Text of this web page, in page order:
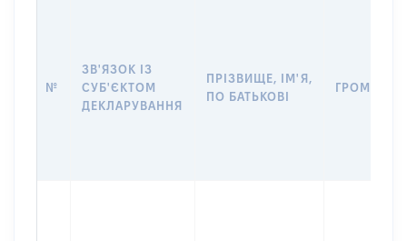
№
ЗВ'ЯЗОК ІЗ
СУБ'ЄКТОМ
ДЕКЛАРУВАННЯ
ПРІЗВИЩЕ, ІМ'Я,
ПО БАТЬКОВІ